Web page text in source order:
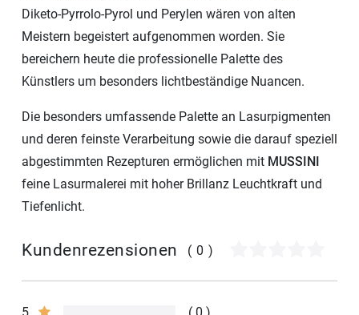
Diketo-Pyrrolo-Pyrol und Perylen wären von alten
Meistern begeistert aufgenommen worden. Sie
bereichern heute die professionelle Palette des
Künstlers um besonders lichtbeständige Nuancen.
Die besonders umfassende Palette an Lasurpigmenten
und deren feinste Verarbeitung sowie die darauf speziell
abgestimmten Rezepturen ermöglichen mit MUSSINI
feine Lasurmalerei mit hoher Brillanz Leuchtkraft und
Tiefenlicht.
Kundenrezensionen (0)